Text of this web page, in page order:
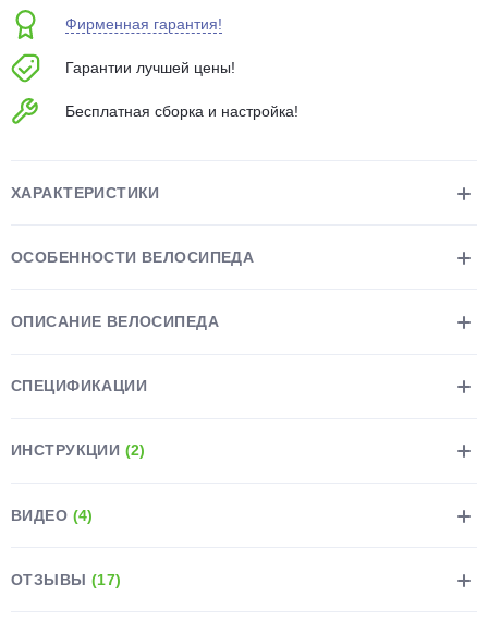
Фирменная гарантия!
Гарантии лучшей цены!
Бесплатная сборка и настройка!
ХАРАКТЕРИСТИКИ
ОСОБЕННОСТИ ВЕЛОСИПЕДА
ОПИСАНИЕ ВЕЛОСИПЕДА
СПЕЦИФИКАЦИИ
ИНСТРУКЦИИ (2)
ВИДЕО (4)
ОТЗЫВЫ (17)
Остались вопросы?